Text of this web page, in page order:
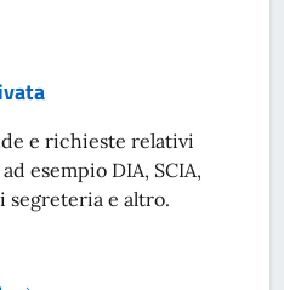
e richieste relativi
esempio DIA, SCIA,
e altro.